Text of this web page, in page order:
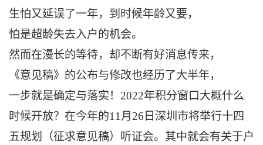
生怕又延误了一年，到时候年龄又要，
怕是超龄失去入户的机会。
然而在漫长的等待，却不断有好消息传来，
《意见稿》的公布与修改也经历了大半年，
一步就是确定与落实！2022年积分窗口大概什么
时候开放？在今年的11月26日深圳市将举行十四
五规划（征求意见稿）听证会。其中就会有关于户